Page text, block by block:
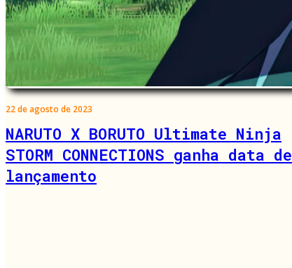
22 de agosto de 2023
NARUTO X BORUTO Ultimate Ninja
STORM CONNECTIONS ganha data de
lançamento